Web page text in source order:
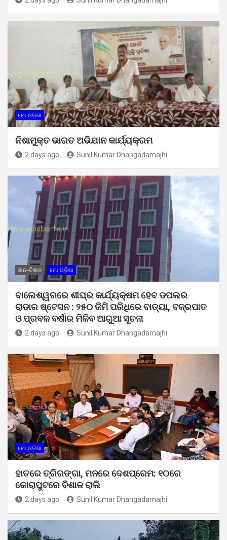
ମୋ ଓଡ଼ିଶା
ନିଶାମୁକ୍ତ ଭାରତ ଅଭିଯାନ କାର୍ଯ୍ୟକ୍ରମ
2 days ago Sunil Kumar Dhangadamajhi
ଜ୍ଞାନ-ବିଜ୍ଞାନ ମୋ ଓଡ଼ିଶା
ବାଲେଶ୍ୱରରେ ଶୀଘ୍ର କାର୍ଯ୍ୟକ୍ଷମ ହେବ ଡପଲର
ରାଡାର ଷ୍ଟେସନ : ୨୫୦ କିମି ପରିଧିରେ ବାତ୍ୟା, ବଜ୍ରପାତ
ଓ ପ୍ରବଳ ବର୍ଷାର ମିଳିବ ଆଗୁଆ ସୂଚନା
2 days ago Sunil Kumar Dhangadamajhi
ମୋ ଓଡ଼ିଶା
ହାତରେ ତ୍ରିରଙ୍ଗା, ମନରେ ଦେଶପ୍ରେମ: ୧୦ରେ
କୋରାପୁଟରେ ବିଶାଳ ରାଲି
2 days ago Sunil Kumar Dhangadamajhi